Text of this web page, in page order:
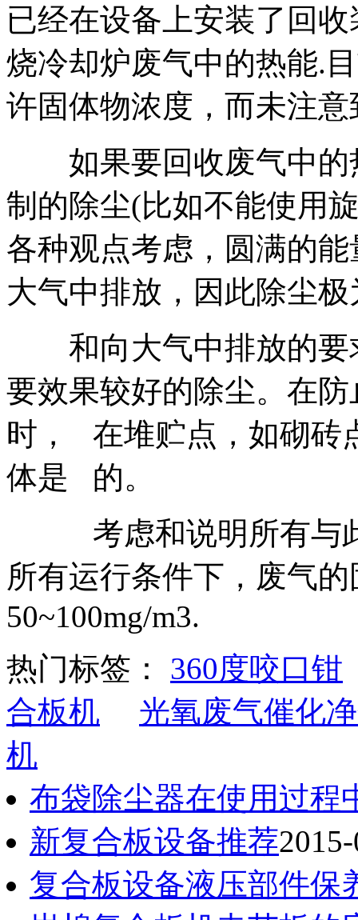
已经在设备上安装了回
烧冷却炉废气中的热能.
许固体物浓度，而未注
如果要回收废气中的
制的除尘(比如不能使用
各种观点考虑，圆满的
大气中排放，因此除尘极
和向大气中排放的要
要效果较好的除尘。在
时， 在堆贮点，如砌砖
体是 的。
考虑和说明所有与此
所有运行条件下，废气
50~100mg/m3.
热门标签： 360度咬口钳
合板机
光氧废气催化
机
布袋除尘器在使用过程
新复合板设备推荐
复合板设备液压部件保